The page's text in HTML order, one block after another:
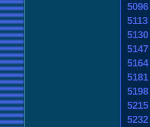
5096
5113
5130
5147
5164
5181
5198
5215
5232